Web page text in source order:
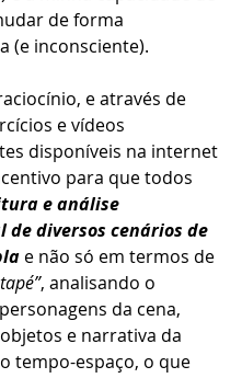
de forma
(e inconsciente).
e através de
e vídeos
disponíveis na internet
para que todos
e análise
diversos cenários de
e não só em termos de
, analisando o
da cena,
e narrativa da
tempo-espaço, o que